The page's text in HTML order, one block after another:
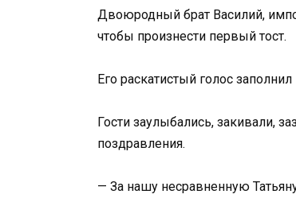
Двоюродный брат Василий,
чтобы произнести первый тост.
Его раскатистый голос
Гости заулыбались, закивали,
поздравления.
— За нашу несравненную